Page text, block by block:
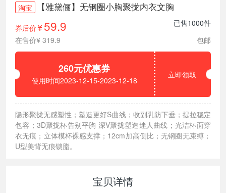
淘宝 【雅黛俪】无钢圈小胸聚拢内衣文胸
券后价¥ 59.9
已售1000件
在售价¥ 319.9
包邮
260元优惠券
使用时间2023-12-15-2023-12-18
立即领取
隐形聚拢无感塑性；塑造更好S曲线；收副乳防下垂；提拉稳定
包容；3D聚拢杯告别平胸 深V聚拢塑造迷人曲线；光洁杯面穿
衣无痕；立体模杯裸感支撑；12cm加高侧比；无钢圈无束缚；
U型美背无痕锁脂。
宝贝详情